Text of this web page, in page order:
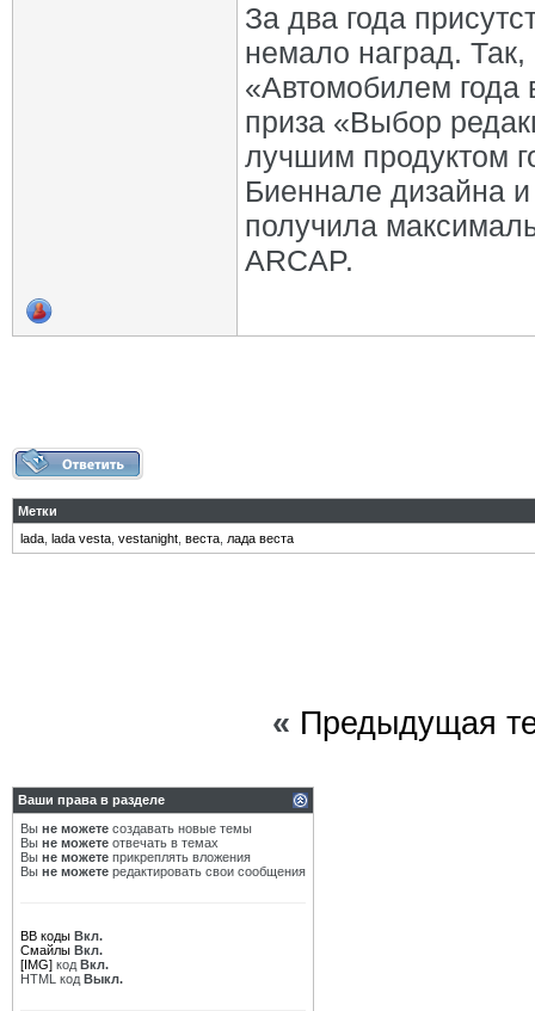
За два года
немало наград.
«Автомобилем года
приза «Выбор
лучшим продуктом
Биеннале дизайна
получила
ARCAP.
Метки
lada lada vesta vestanight веста лада веста
« Предыдущая
Ваши права в разделе
Вы не можете создавать новые темы
Вы не можете отвечать в темах
Вы не можете прикреплять вложения
Вы не можете редактировать свои сообщения
BB коды Вкл.
Смайлы Вкл.
[IMG] код Вкл.
HTML код Выкл.